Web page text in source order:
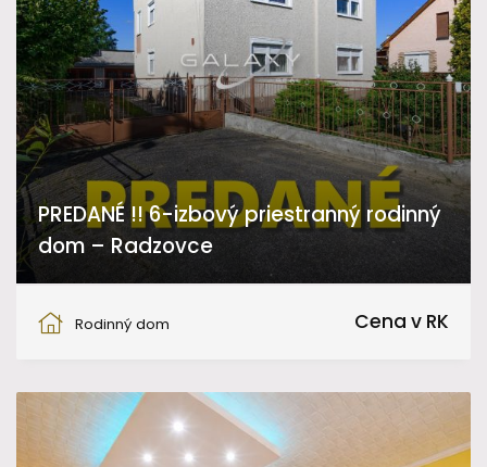
PREDANÉ !! 6-izbový priestranný rodinný
dom – Radzovce
Rodinný dom
Cena v RK